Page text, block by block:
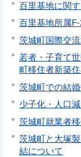
百里基地に関
百里基地所属
茨城町国際交
若者・子育て
町移住者新築
茨城町での結
少子化・人口
茨城町就業者
茨城町と大塚
結について